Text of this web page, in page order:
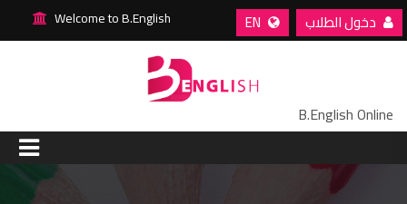
Welcome to B.English دخول الطلاب
B.English Online
الرئيسية